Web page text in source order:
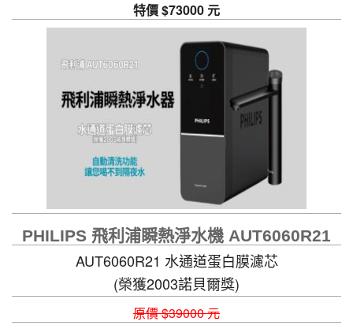
特價 $73000 元
PHILIPS 飛利浦瞬熱淨水機 AUT6060R21
AUT6060R21 水通道蛋白膜濾芯
(榮獲2003諾貝爾獎)
自動清洗功能，讓您喝不到隔夜水
原價 $39000 元